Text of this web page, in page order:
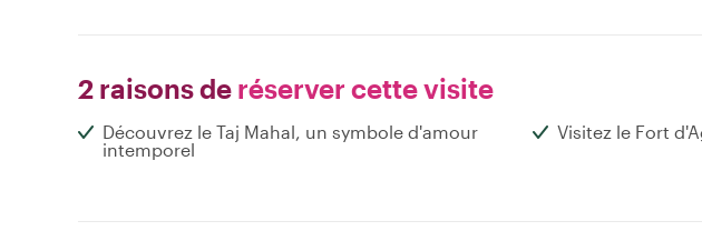
2 raisons de réserver cette visite
Découvrez le Taj Mahal, un symbole d'amour
intemporel
Visitez le Fort